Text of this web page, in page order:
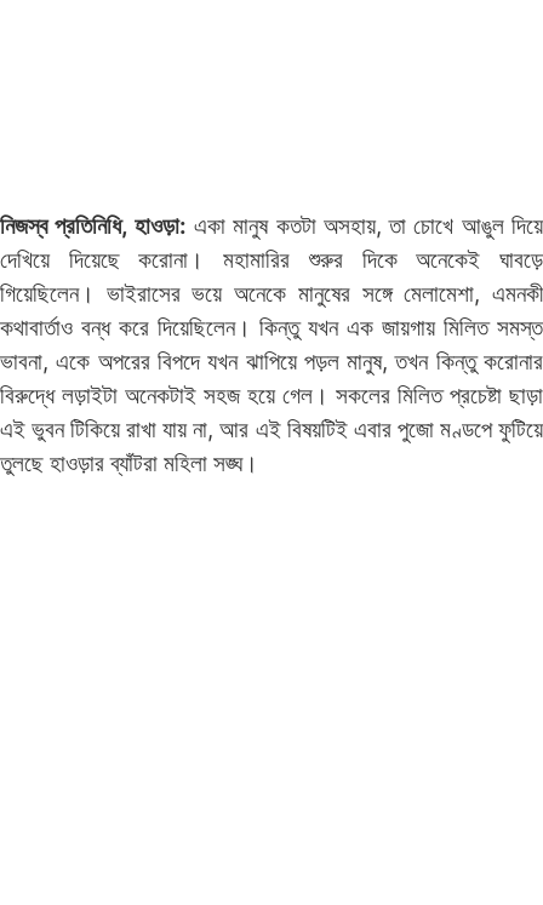
নিজস্ব প্রতিনিধি, হাওড়া: একা মানুষ কতটা অসহায়, তা চোখে আঙুল দিয়ে
দেখিয়ে দিয়েছে করোনা। মহামারির শুরুর দিকে অনেকেই ঘাবড়ে
গিয়েছিলেন। ভাইরাসের ভয়ে অনেকে মানুষের সঙ্গে মেলামেশা, এমনকী
কথাবার্তাও বন্ধ করে দিয়েছিলেন। কিন্তু যখন এক জায়গায় মিলিত সমস্ত
ভাবনা, একে অপরের বিপদে যখন ঝাপিয়ে পড়ল মানুষ, তখন কিন্তু করোনার
বিরুদ্ধে লড়াইটা অনেকটাই সহজ হয়ে গেল। সকলের মিলিত প্রচেষ্টা ছাড়া
এই ভুবন টিকিয়ে রাখা যায় না, আর এই বিষয়টিই এবার পুজো মণ্ডপে ফুটিয়ে
তুলছে হাওড়ার ব্যাঁটরা মহিলা সঙ্ঘ।